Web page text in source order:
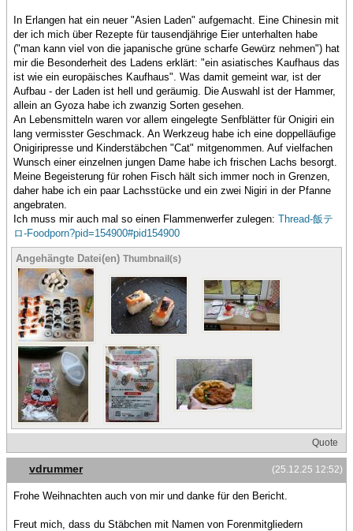
In Erlangen hat ein neuer "Asien Laden" aufgemacht. Eine Chinesin mit
der ich mich über Rezepte für tausendjährige Eier unterhalten habe
("man kann viel von die japanische grüne scharfe Gewürz nehmen") hat
mir die Besonderheit des Ladens erklärt: "ein asiatisches Kaufhaus das
ist wie ein europäisches Kaufhaus". Was damit gemeint war, ist der
Aufbau - der Laden ist hell und geräumig. Die Auswahl ist der Hammer,
allein an Gyoza habe ich zwanzig Sorten gesehen.
An Lebensmitteln waren vor allem eingelegte Senfblätter für Onigiri ein
lang vermisster Geschmack. An Werkzeug habe ich eine doppelläufige
Onigiripresse und Kinderstäbchen "Cat" mitgenommen. Auf vielfachen
Wunsch einer einzelnen jungen Dame habe ich frischen Lachs besorgt.
Meine Begeisterung für rohen Fisch hält sich immer noch in Grenzen,
daher habe ich ein paar Lachsstücke und ein zwei Nigiri in der Pfanne
angebraten.
Ich muss mir auch mal so einen Flammenwerfer zulegen: Thread-飯テ
ロ-Foodporn?pid=154900#pid154900
Angehängte Datei(en) Thumbnail(s)
Quote
(25.12.25 12:52)
vdrummer
Frohe Weihnachten auch von mir und danke für den Bericht.
Freut mich, dass du Stäbchen mit Namen von Forenmitgliedern